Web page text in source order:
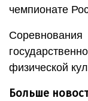
чемпионате
физической
Больше